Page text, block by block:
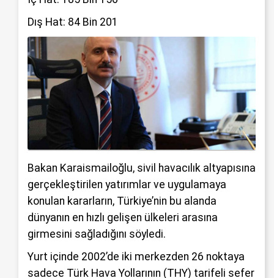
Dış Hat: 84 Bin 201
Bakan Karaismailoğlu, sivil havacılık altyapısına
gerçekleştirilen yatırımlar ve uygulamaya
konulan kararların, Türkiye’nin bu alanda
dünyanın en hızlı gelişen ülkeleri arasına
girmesini sağladığını söyledi.
Yurt içinde 2002’de iki merkezden 26 noktaya
sadece Türk Hava Yollarının (THY) tarifeli sefer